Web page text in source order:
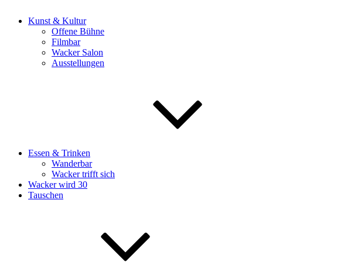
Kunst & Kultur
Offene Bühne
Filmbar
Wacker Salon
Ausstellungen
Essen & Trinken
Wanderbar
Wacker trifft sich
Wacker wird 30
Tauschen